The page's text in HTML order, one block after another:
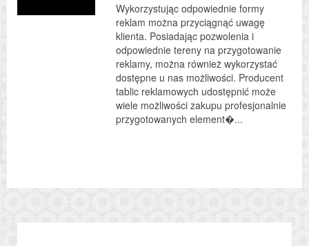
Wykorzystując odpowiednie formy
reklam można przyciągnąć uwagę
klienta. Posiadając pozwolenia i
odpowiednie tereny na przygotowanie
reklamy, można również wykorzystać
dostępne u nas możliwości. Producent
tablic reklamowych udostępnić może
wiele możliwości zakupu profesjonalnie
przygotowanych element�...